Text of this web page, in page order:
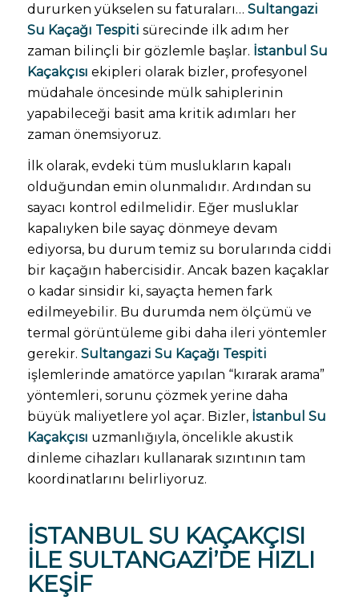
dururken yükselen su faturaları… Sultangazi
Su Kaçağı Tespiti sürecinde ilk adım her
zaman bilinçli bir gözlemle başlar. İstanbul Su
Kaçakçısı ekipleri olarak bizler, profesyonel
müdahale öncesinde mülk sahiplerinin
yapabileceği basit ama kritik adımları her
zaman önemsiyoruz.
İlk olarak, evdeki tüm muslukların kapalı
olduğundan emin olunmalıdır. Ardından su
sayacı kontrol edilmelidir. Eğer musluklar
kapalıyken bile sayaç dönmeye devam
ediyorsa, bu durum temiz su borularında ciddi
bir kaçağın habercisidir. Ancak bazen kaçaklar
o kadar sinsidir ki, sayaçta hemen fark
edilmeyebilir. Bu durumda nem ölçümü ve
termal görüntüleme gibi daha ileri yöntemler
gerekir. Sultangazi Su Kaçağı Tespiti
işlemlerinde amatörce yapılan “kırarak arama”
yöntemleri, sorunu çözmek yerine daha
büyük maliyetlere yol açar. Bizler, İstanbul Su
Kaçakçısı uzmanlığıyla, öncelikle akustik
dinleme cihazları kullanarak sızıntının tam
koordinatlarını belirliyoruz.
İSTANBUL SU KAÇAKÇISI
ILE SULTANGAZI’DE HIZLI
KEŞIF